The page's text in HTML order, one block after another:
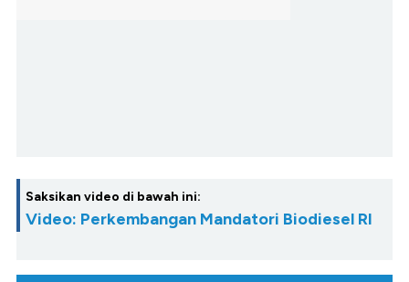
Saksikan video di bawah ini:
Video: Perkembangan Mandatori Biodiesel RI